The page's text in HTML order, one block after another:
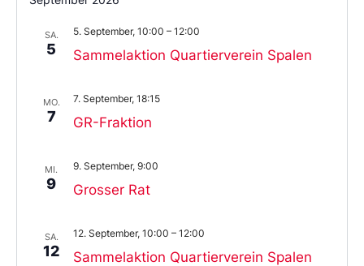
SA.
5 Sammelaktion Quartierverein Spalen
5. September, 10:00 – 12:00
MO.
7 GR-Fraktion
7. September, 18:15
MI.
9 Grosser Rat
9. September, 9:00
SA.
12 Sammelaktion Quartierverein Spalen
12. September, 10:00 – 12:00